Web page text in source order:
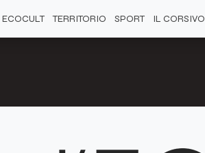
ECOCULT TERRITORIO SPORT IL CORSIVO